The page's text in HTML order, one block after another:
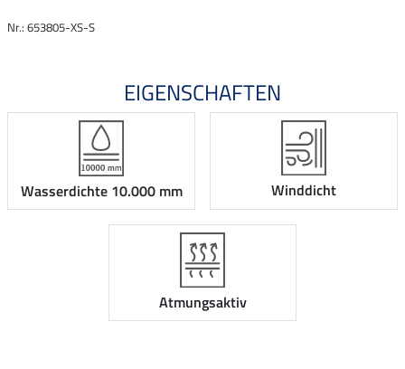
Nr.: 653805-XS-S
EIGENSCHAFTEN
Wasserdichte 10.000 mm Winddicht
Atmungsaktiv